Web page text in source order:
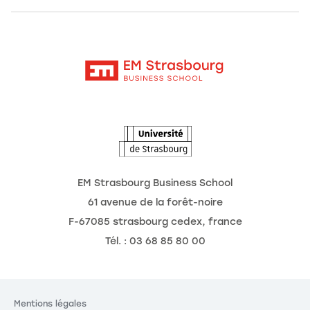
EM Strasbourg Business School
61 avenue de la forêt-noire
F-67085 strasbourg cedex, france
Tél. : 03 68 85 80 00
Mentions légales